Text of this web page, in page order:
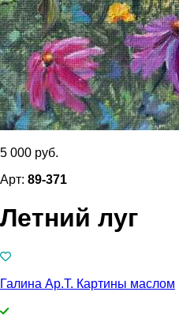
5 000 руб.
Арт: 89-371
Летний луг
Галина Ар.Т. Картины маслом